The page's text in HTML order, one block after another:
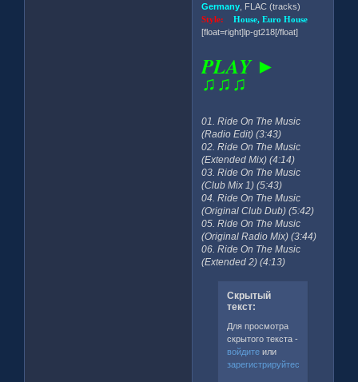
Germany , FLAC (tracks)
Style:House, Euro House
[float=right]lp-gt218[/float]
PLAY ►
♫♫♫
01. Ride On The Music
(Radio Edit) (3:43)
02. Ride On The Music
(Extended Mix) (4:14)
03. Ride On The Music
(Club Mix 1) (5:43)
04. Ride On The Music
(Original Club Dub) (5:42)
05. Ride On The Music
(Original Radio Mix) (3:44)
06. Ride On The Music
(Extended 2) (4:13)
Скрытый
текст:
Для просмотра
скрытого текста -
войдитеили
зарегистрируйтесь